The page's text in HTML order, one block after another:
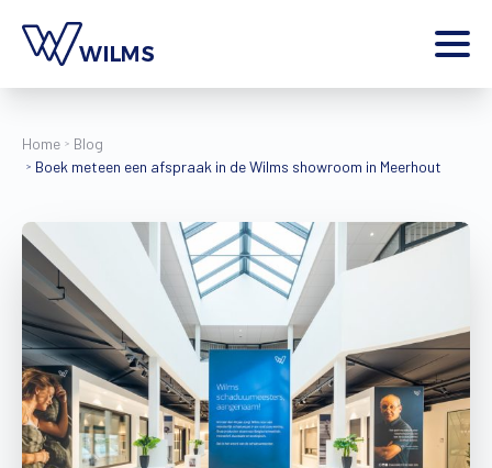
Inspiratie
Tools
Extra
Jobs
Wilms World
NL
Home
Blog
Boek meteen een afspraak in de Wilms showroom in Meerhout